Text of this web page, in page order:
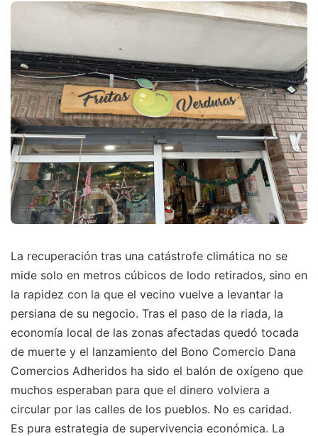
La recuperación tras una catástrofe climática no se
mide solo en metros cúbicos de lodo retirados, sino en
la rapidez con la que el vecino vuelve a levantar la
persiana de su negocio. Tras el paso de la riada, la
economía local de las zonas afectadas quedó tocada
de muerte y el lanzamiento del Bono Comercio Dana
Comercios Adheridos ha sido el balón de oxígeno que
muchos esperaban para que el dinero volviera a
circular por las calles de los pueblos. No es caridad.
Es pura estrategia de supervivencia económica. La